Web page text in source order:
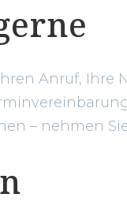
Anruf, Ihre
– nehmen